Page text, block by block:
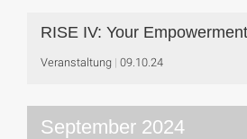
RISE IV: Your
Veranstaltung 09.10.24
September 2024